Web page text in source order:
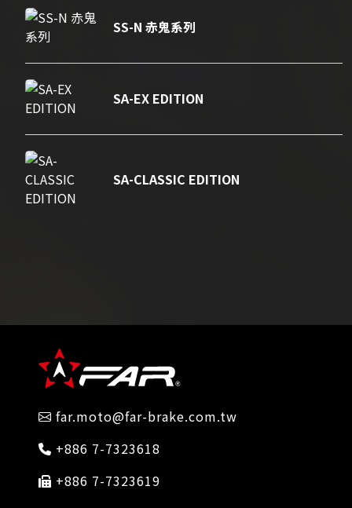
SS-N 赤鬼系列
SA-EX EDITION
SA-CLASSIC EDITION
far.moto@far-brake.com.tw
+886 7-7323618
+886 7-7323619